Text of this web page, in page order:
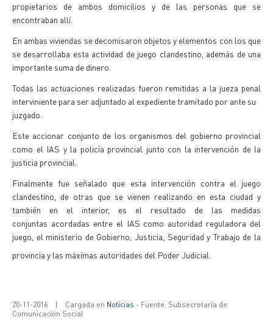
propietarios de ambos domicilios y de las personas que se
encontraban allí.
En ambas viviendas se decomisaron objetos y elementos con los que
se desarrollaba esta actividad de juego clandestino, además de una
importante suma de dinero.
Todas las actuaciones realizadas fueron remitidas a la jueza penal
interviniente para ser adjuntado al expediente tramitado por ante su
juzgado.
Este accionar conjunto de los organismos del gobierno provincial
como el IAS y la policía provincial junto con la intervención de la
justicia provincial.
Finalmente fue señalado que esta intervención contra el juego
clandestino, de otras que se vienen realizando en esta ciudad y
también en el interior, es el resultado de las medidas
conjuntas acordadas entre el IAS como autoridad reguladora del
juego, el ministerio de Gobierno, Justicia, Seguridad y Trabajo de la
provincia y las máximas autoridades del Poder Judicial.
20-11-2016 | Cargada en Noticias - Fuente: Subsecretaría de
Comunicación Social